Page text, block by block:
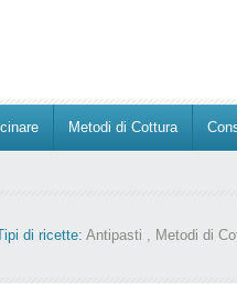
Metodi di Cottura
di ricette: Antipasti , Metodi di